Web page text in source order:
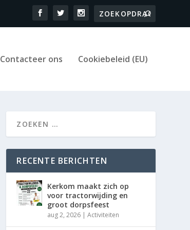
Contacteer ons Cookiebeleid (EU)
RECENTE BERICHTEN
Kerkom maakt zich op
voor tractorwijding en
groot dorpsfeest
aug 2, 2026 |Activiteiten